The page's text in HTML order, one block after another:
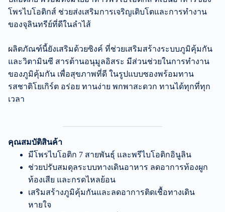
โพรไบโอติกส์ ช่วยส่งเสริมการเจริญเติบโตและการทำงาน
ของจุลินทรีย์ที่ดีในลำไส้
ผลิตภัณฑ์นี้ยังเสริมด้วยซิงค์ ที่ช่วยเสริมสร้างระบบภูมิคุ้มกัน
และวิตามินซี สารต้านอนุมูลอิสระ มีส่วนช่วยในการทำงาน
ของภูมิคุ้มกัน เพื่อสุขภาพที่ดี ในรูปแบบซองพร้อมทาน
รสชาติโยเกิร์ต อร่อย ทานง่าย พกพาสะดวก ทานได้ทุกที่ทุก
เวลา
คุณสมบัติสินค้า
มีโพรไบโอติก 7 สายพันธุ์ และพรีไบโอติกอินูลิน
ช่วยปรับสมดุลระบบทางเดินอาหาร ลดอาการท้องผูก
ท้องเสีย และกรดไหลย้อน
เสริมสร้างภูมิคุ้มกันและลดอาการติดเชื้อทางเดิน
หายใจ